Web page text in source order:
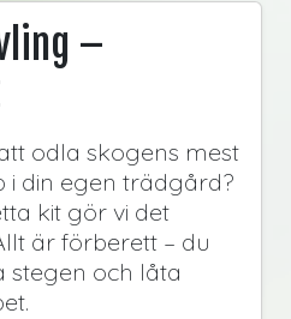
–
odla skogens mest
i din egen trädgård?
kit gör vi det
är förberett – du
stegen och låta